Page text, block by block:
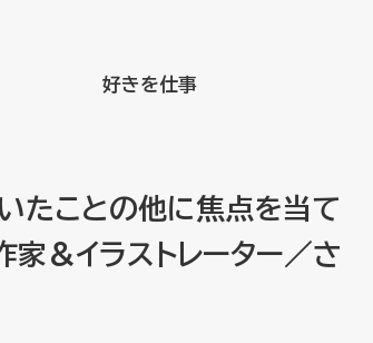
好きを仕事
たことの他に焦点を当て
家＆イラストレーター／さ